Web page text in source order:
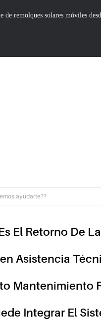
remolques solares móviles
El Retorno De
Asistencia
Mantenimiento
Integrar El